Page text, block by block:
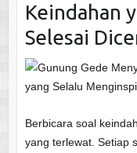
Keindahan
Selesai
Berbicara soal
yang terlewat. Setiap